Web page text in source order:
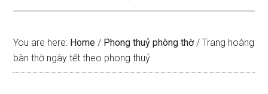
You are here: Home / Phong thuỷ phòng thờ / Trang hoàng
bàn thờ ngày tết theo phong thuỷ